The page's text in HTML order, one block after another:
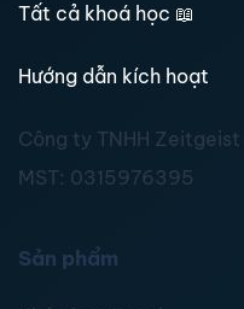
Tất cả khoá học 📖
Hướng dẫn kích hoạt
Công ty TNHH Zeitgeist
MST: 0315976395
Sản phẩm